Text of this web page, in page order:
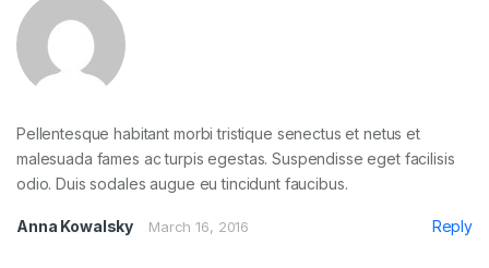
Pellentesque habitant morbi tristique senectus et netus et
malesuada fames ac turpis egestas. Suspendisse eget facilisis
odio. Duis sodales augue eu tincidunt faucibus.
Anna Kowalsky March 16, 2016 Reply